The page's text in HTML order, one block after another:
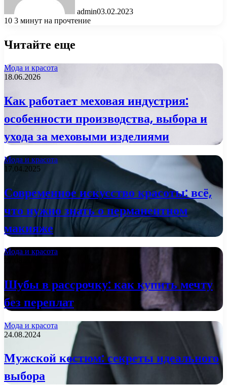
admin03.02.2023
10 3 минут на прочтение
Читайте еще
Мода и красота
18.06.2026
Как работает меховая индустрия:
особенности производства, выбора и
ухода за меховыми изделиями
Мода и красота
17.04.2025
Современное искусство красоты: всё,
что нужно знать о перманентном
макияже
Мода и красота
Шубы в рассрочку: как купить мечту
без переплат
Мода и красота
24.08.2024
Мужской костюм: секреты идеального
выбора